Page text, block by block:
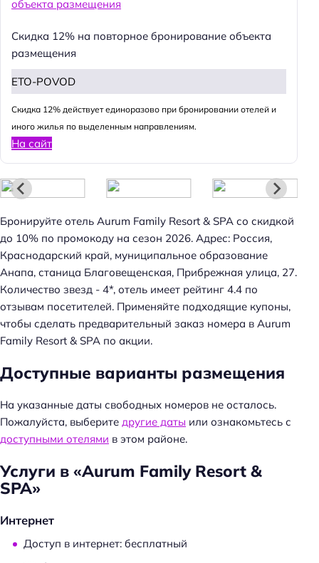
Скидка 12% на повторное бронирование объекта
размещения
ETO-POVOD
Cкидка 12% действует единоразово при бронировании отелей и
иного жилья по выделенным направлениям.
На сайт
Бронируйте отель Aurum Family Resort & SPA со скидкой
до 10% по промокоду на сезон 2026. Адрес: Россия,
Краснодарский край, муниципальное образование
Анапа, станица Благовещенская, Прибрежная улица, 27.
Количество звезд - 4*, отель имеет рейтинг 4.4 по
отзывам посетителей. Применяйте подходящие купоны,
чтобы сделать предварительный заказ номера в Aurum
Family Resort & SPA по акции.
Доступные варианты размещения
На указанные даты свободных номеров не осталось.
Пожалуйста, выберите другие даты или ознакомьтесь с
доступными отелями в этом районе.
Услуги в «Aurum Family Resort &
SPA»
Интернет
Доступ в интернет: бесплатный
а
й
и